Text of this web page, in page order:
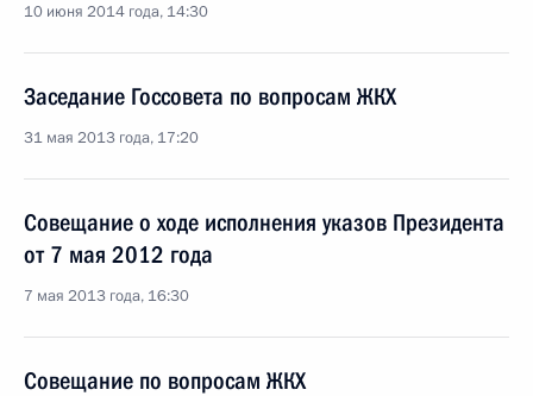
10 июня 2014 года, 14:30
Заседание Госсовета по вопросам ЖКХ
31 мая 2013 года, 17:20
Совещание о ходе исполнения указов Президента
от 7 мая 2012 года
7 мая 2013 года, 16:30
Совещание по вопросам ЖКХ